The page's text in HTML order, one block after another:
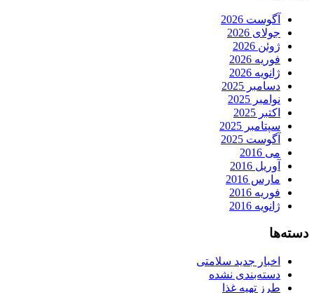
آگوست 2026
جولای 2026
ژوئن 2026
فوریه 2026
ژانویه 2026
دسامبر 2025
نوامبر 2025
اکتبر 2025
سپتامبر 2025
آگوست 2025
می 2016
آوریل 2016
مارس 2016
فوریه 2016
ژانویه 2016
دسته‌ها
اخبار جدید سلامتی
دسته‌بندی نشده
طرز تهیه غذا